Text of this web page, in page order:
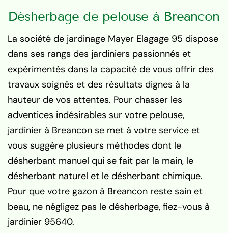
Désherbage de pelouse à Breancon
La société de jardinage Mayer Elagage 95 dispose
dans ses rangs des jardiniers passionnés et
expérimentés dans la capacité de vous offrir des
travaux soignés et des résultats dignes à la
hauteur de vos attentes. Pour chasser les
adventices indésirables sur votre pelouse,
jardinier à Breancon se met à votre service et
vous suggère plusieurs méthodes dont le
désherbant manuel qui se fait par la main, le
désherbant naturel et le désherbant chimique.
Pour que votre gazon à Breancon reste sain et
beau, ne négligez pas le désherbage, fiez-vous à
jardinier 95640.